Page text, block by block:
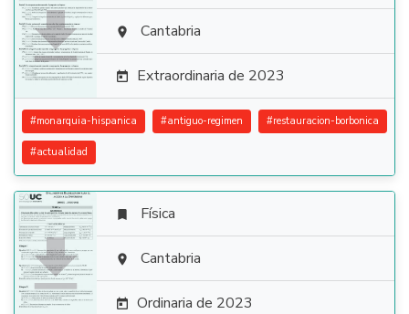
  Cantabria
 Extraordinaria de 2023
#monarquia-hispanica #antiguo-regimen #restauracion-borbonica
#actualidad

 Física
 Cantabria
 Ordinaria de 2023